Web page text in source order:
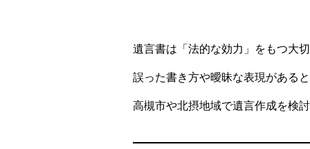
遺言書は「法的な効力」をもつ大
誤った書き方や曖昧な表現がある
高槻市や北摂地域で遺言作成を検